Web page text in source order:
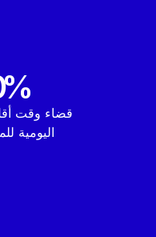
%
قضاء وقت
اليومية